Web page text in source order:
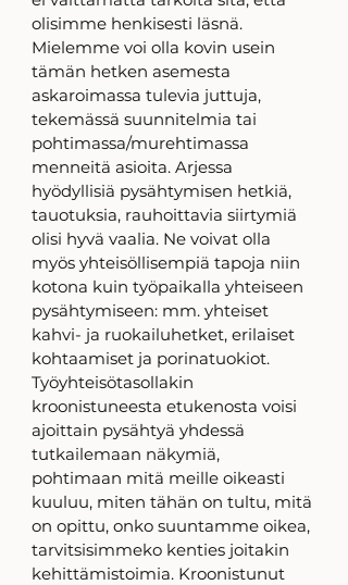
olisimme henkisesti läsnä.
Mielemme voi olla kovin usein
tämän hetken asemesta
askaroimassa tulevia juttuja,
tekemässä suunnitelmia tai
pohtimassa/murehtimassa
menneitä asioita. Arjessa
hyödyllisiä pysähtymisen hetkiä,
tauotuksia, rauhoittavia siirtymiä
olisi hyvä vaalia. Ne voivat olla
myös yhteisöllisempiä tapoja niin
kotona kuin työpaikalla yhteiseen
pysähtymiseen: mm. yhteiset
kahvi- ja ruokailuhetket, erilaiset
kohtaamiset ja porinatuokiot.
Työyhteisötasollakin
kroonistuneesta etukenosta voisi
ajoittain pysähtyä yhdessä
tutkailemaan näkymiä,
pohtimaan mitä meille oikeasti
kuuluu, miten tähän on tultu, mitä
on opittu, onko suuntamme oikea,
tarvitsisimmeko kenties joitakin
kehittämistoimia. Kroonistunut